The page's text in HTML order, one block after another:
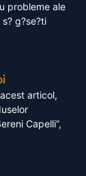
probleme ale
g?se?ti
articol,
Capelli”,